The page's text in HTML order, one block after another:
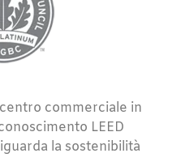
commerciale in
LEED
la sostenibilità